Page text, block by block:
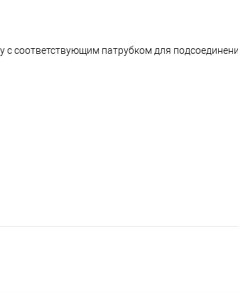
соответствующим патрубком для